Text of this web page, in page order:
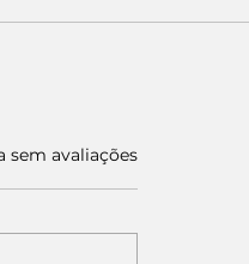
5 estrelas.
sem avaliações